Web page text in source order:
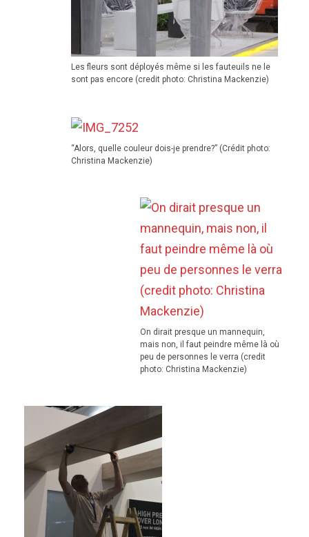
Les fleurs sont déployés même si les fauteuils ne le
sont pas encore (credit photo: Christina Mackenzie)
“Alors, quelle couleur dois-je prendre?” (Crédit photo:
Christina Mackenzie)
On dirait presque un mannequin,
mais non, il faut peindre même là où
peu de personnes le verra (credit
photo: Christina Mackenzie)